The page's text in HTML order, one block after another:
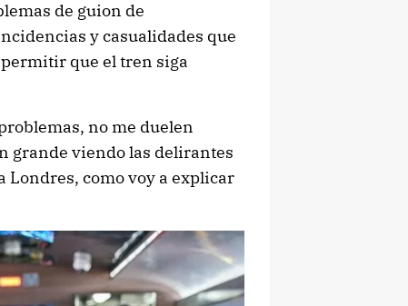
de guion de
y casualidades que
que el tren siga
no me duelen
grande viendo las delirantes
Londres, como voy a explicar